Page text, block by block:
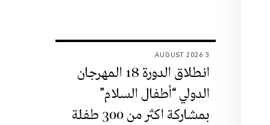
3 AUGUST 2026
انطلاق الدورة 18 المهرجان
الدولي “أطفال السلام”
بمشاركة اكثر من 300 طفلة